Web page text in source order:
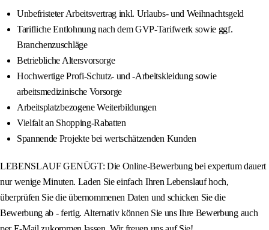
Unbefristeter Arbeitsvertrag inkl. Urlaubs- und Weihnachtsgeld
Tarifliche Entlohnung nach dem GVP-Tarifwerk sowie ggf.
Branchenzuschläge
Betriebliche Altersvorsorge
Hochwertige Profi-Schutz- und -Arbeitskleidung sowie
arbeitsmedizinische Vorsorge
Arbeitsplatzbezogene Weiterbildungen
Vielfalt an Shopping-Rabatten
Spannende Projekte bei wertschätzenden Kunden
LEBENSLAUF GENÜGT: Die Online-Bewerbung bei expertum dauert
nur wenige Minuten. Laden Sie einfach Ihren Lebenslauf hoch,
überprüfen Sie die übernommenen Daten und schicken Sie die
Bewerbung ab - fertig. Alternativ können Sie uns Ihre Bewerbung auch